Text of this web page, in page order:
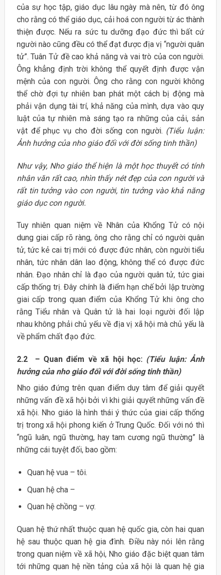
của sự học tập, giáo dục lâu ngày mà nên, từ đó ông
cho rằng có thể giáo dục, cải hoá con người từ ác thành
thiện được. Nếu ra sức tu dưỡng đạo đức thì bất cứ
người nào cũng đều có thể đạt được địa vị “người quân
tử”. Tuân Tử đề cao khả năng và vai trò của con người.
Ông khẳng định trời không thể quyết định được vận
mệnh của con người. Ông cho rằng con người không
thể chờ đợi tự nhiên ban phát một cách bị động mà
phải vận dụng tài trí, khả năng của mình, dựa vào quy
luật của tự nhiên mà sáng tạo ra những của cải, sản
vật để phục vụ cho đời sống con người. (Tiểu luận:
Ảnh hưởng của nho giáo đối với đời sống tinh thần)
Như vậy, Nho giáo thể hiện là một học thuyết có tính
nhân văn rất cao, nhìn thấy nét đẹp của con người và
rất tin tưởng vào con người, tin tưởng vào khả năng
giáo dục con người.
Tuy nhiên quan niệm về Nhân của Khổng Tử có nội
dung giai cấp rõ ràng, ông cho rằng chỉ có người quân
tử, tức kẻ cai trị mới có được đức nhân, còn người tiểu
nhân, tức nhân dân lao động, không thể có được đức
nhân. Đạo nhân chỉ là đạo của người quân tử, tức giai
cấp thống trị. Đây chính là điểm hạn chế bởi lập trường
giai cấp trong quan điểm của Khổng Tử khi ông cho
rằng Tiểu nhân và Quân tử là hai loại người đối lập
nhau không phải chủ yếu về địa vị xã hội mà chủ yếu là
về phẩm chất đạo đức.
2.2 – Quan điểm về xã hội học: (Tiểu luận: Ảnh
hưởng của nho giáo đối với đời sống tinh thần)
Nho giáo đứng trên quan điểm duy tâm để giải quyết
những vấn đề xã hội bởi vì khi giải quyết những vấn đề
xã hội. Nho giáo là hình thái ý thức của giai cấp thống
trị trong xã hội phong kiến ở Trung Quốc. Đối với nó thì
“ngũ luân, ngũ thường, hay tam cương ngũ thường” là
những cái tuyệt đối, bao gồm:
Quan hệ vua – tôi.
Quan hệ cha –
Quan hệ chồng – vợ.
Quan hệ thứ nhất thuộc quan hệ quốc gia, còn hai quan
hệ sau thuộc quan hệ gia đình. Điều này nói lên rằng
trong quan niệm về xã hội, Nho giáo đặc biệt quan tâm
tới những quan hệ nền tảng của xã hội là quan hệ gia